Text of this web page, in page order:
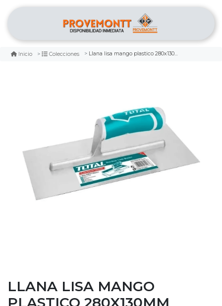
Inicio Colecciones Llana lisa mango plastico 280x130mm total
LLANA LISA MANGO
PLASTICO 280X130MM